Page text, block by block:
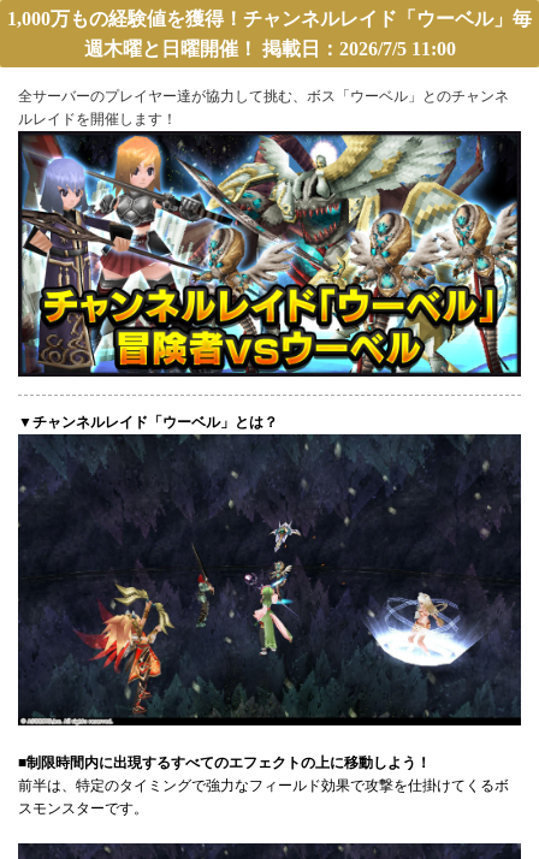
1,000万もの経験値を獲得！チャンネルレイド「ウーベル」毎
週木曜と日曜開催！ 掲載日：2026/7/5 11:00
全サーバーのプレイヤー達が協力して挑む、ボス「ウーベル」とのチャンネ
ルレイドを開催します！
▼チャンネルレイド「ウーベル」とは？
■制限時間内に出現するすべてのエフェクトの上に移動しよう！
前半は、特定のタイミングで強力なフィールド効果で攻撃を仕掛けてくるボ
スモンスターです。